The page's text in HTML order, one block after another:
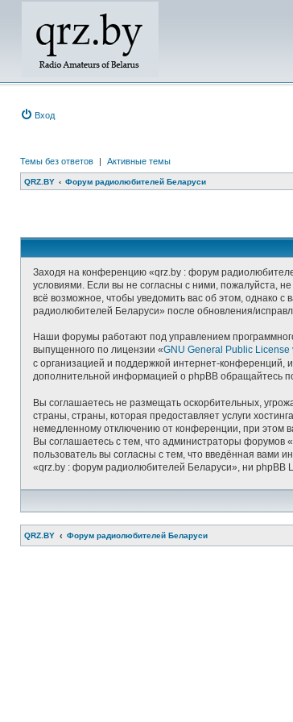
Вход
Темы без ответов | Активные темы
QRZ.BY Форум радиолюбителей Беларуси
Заходя на конференцию «qrz.by : форум
условиями. Если вы не согласны с ними, пожалуйста,
всё возможное, чтобы уведомить вас об этом, однако
радиолюбителей Беларуси» после обновления/
Наши форумы работают под управлением
выпущенного по лицензии «GNU General Public License
с организацией и поддержкой интернет-конференций,
дополнительной информацией о phpBB обращайтесь
Вы соглашаетесь не размещать оскорбительных,
страны, страны, которая предоставляет услуги
немедленному отключению от конференции, при этом
Вы соглашаетесь с тем, что администраторы форумов
пользователь вы согласны с тем, что введённая вами
«qrz.by : форум радиолюбителей Беларуси», ни phpBB
QRZ.BY Форум радиолюбителей Беларуси